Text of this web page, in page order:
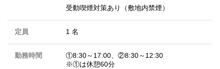
受動喫煙対策あり（敷地内禁煙）
定員 1 名
勤務時間
①8:30～17:00、②8:30～12:30
※①は休憩60分